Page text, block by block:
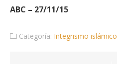
ABC – 27/11/15
Categoría: Integrismo islámico